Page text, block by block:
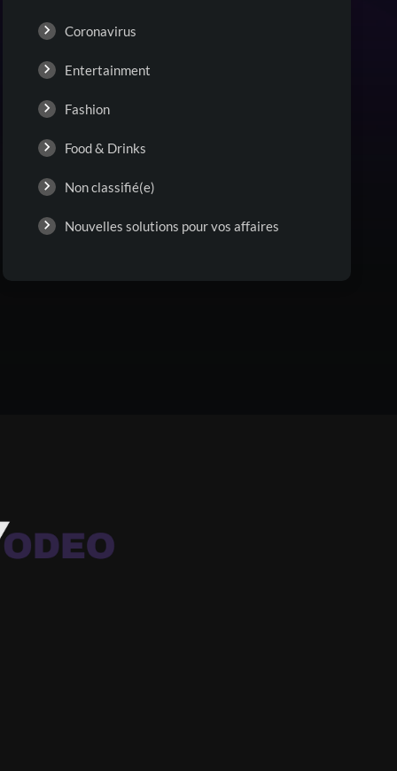
Coronavirus
Entertainment
Fashion
Food & Drinks
Non classifié(e)
Nouvelles solutions pour vos affaires